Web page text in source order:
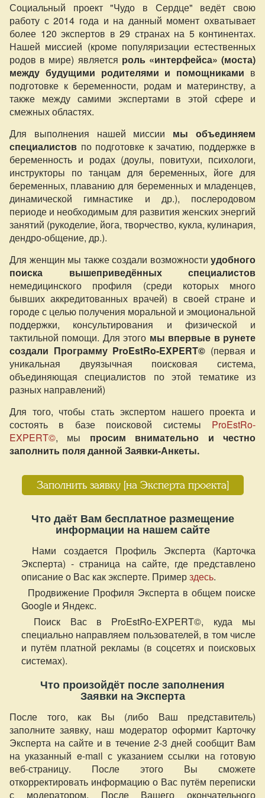
Социальный проект "Чудо в Сердце" ведёт свою
работу с 2014 года и на данный момент охватывает
более 120 экспертов в 29 странах на 5 континентах.
Нашей миссией (кроме популяризации естественных
родов в мире) является роль «интерфейса» (моста)
между будущими родителями и помощниками в
подготовке к беременности, родам и материнству, а
также между самими экспертами в этой сфере и
смежных областях.
Для выполнения нашей миссии мы объединяем
специалистов по подготовке к зачатию, поддержке в
беременность и родах (доулы, повитухи, психологи,
инструкторы по танцам для беременных, йоге для
беременных, плаванию для беременных и младенцев,
динамической гимнастике и др.), послеродовом
периоде и необходимым для развития женских энергий
занятий (рукоделие, йога, творчество, кукла, кулинария,
дендро-общение, др.).
Для женщин мы также создали возможности удобного
поиска вышеприведённых специалистов
немедицинского профиля (среди которых много
бывших аккредитованных врачей) в своей стране и
городе с целью получения моральной и эмоциональной
поддержки, консультирования и физической и
тактильной помощи. Для этого мы впервые в рунете
создали Программу ProEstRo-EXPERT© (первая и
уникальная двуязычная поисковая система,
объединяющая специалистов по этой тематике из
разных направлений)
Для того, чтобы стать экспертом нашего проекта и
состоять в базе поисковой системы ProEstRo-
EXPERT©, мы просим внимательно и честно
заполнить поля данной Заявки-Анкеты.
Заполнить заявку [на Эксперта проекта]
Что даёт Вам бесплатное размещение
информации на нашем сайте
Нами создается Профиль Эксперта (Карточка
Эксперта) - страница на сайте, где представлено
описание о Вас как эксперте. Примерздесь.
Продвижение Профиля Эксперта в общем поиске
Google и Яндекс.
Поиск Вас в ProEstRo-EXPERT©, куда мы
специально направляем пользователей, в том числе
и путём платной рекламы (в соцсетях и поисковых
системах).
Что произойдёт после заполнения
Заявки на Эксперта
После того, как Вы (либо Ваш представитель)
заполните заявку, наш модератор оформит Карточку
Эксперта на сайте и в течение 2-3 дней сообщит Вам
на указанный e-mail с указанием ссылки на готовую
веб-страницу. После этого Вы сможете
откорректировать информацию о Вас путём переписки
с модератором. После Вашего окончательного